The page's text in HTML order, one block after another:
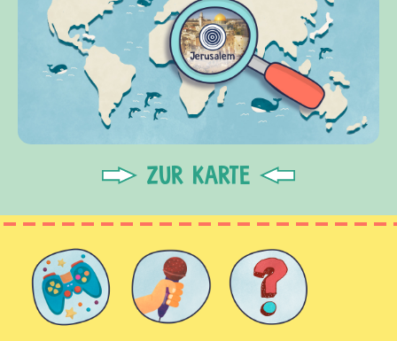
ZUR KARTE